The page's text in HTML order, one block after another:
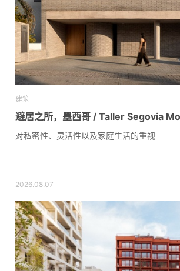
建筑
避居之所，墨西哥 / Taller Segovia
对私密性、灵活性以及家庭生活的重视
2026.08.07